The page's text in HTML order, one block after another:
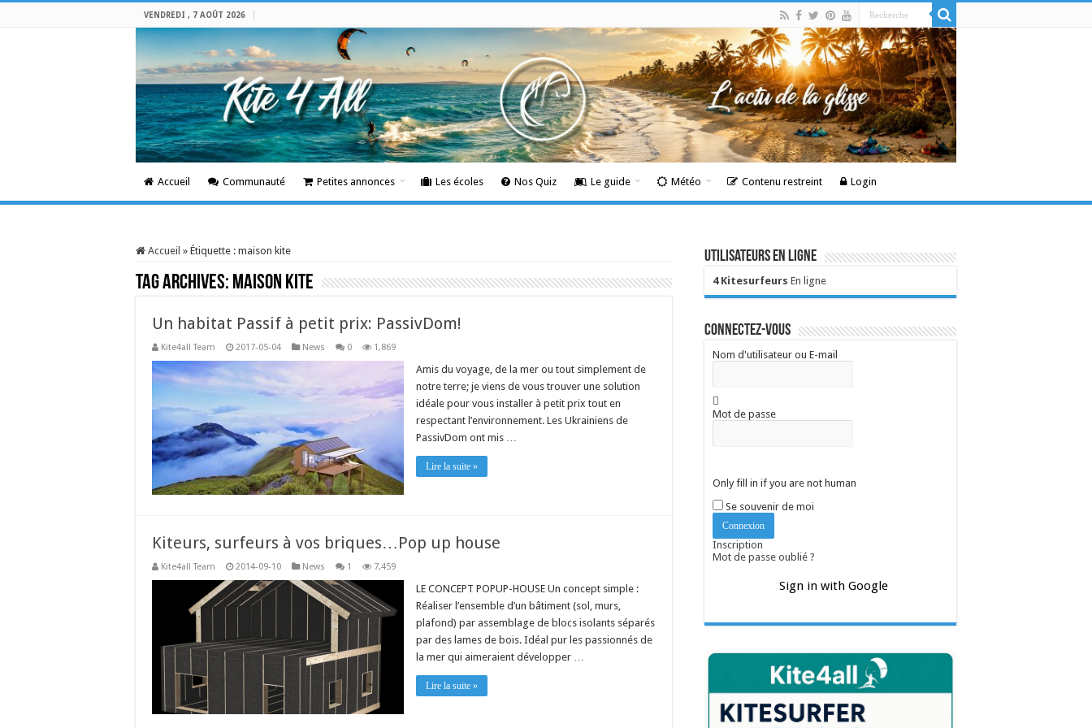
VENDREDI , 7 AOÛT 2026
Accueil Communauté Petites annonces Les écoles Nos Quiz Le guide Météo Contenu restreint Login
Accueil » Étiquette : maison kite
Tag Archives: maison kite
Un habitat Passif à petit prix: PassivDom!
Kite4all Team 2017-05-04 News 0 1,869
Amis du voyage, de la mer ou tout simplement de
notre terre; je viens de vous trouver une solution
idéale pour vous installer à petit prix tout en
respectant l’environnement. Les Ukrainiens de
PassivDom ont mis …
Lire la suite »
Kiteurs, surfeurs à vos briques…Pop up house
Kite4all Team 2014-09-10 News 1 7,459
LE CONCEPT POPUP-HOUSE Un concept simple :
Réaliser l’ensemble d’un bâtiment (sol, murs,
plafond) par assemblage de blocs isolants séparés
par des lames de bois. Idéal pur les passionnés de
la mer qui aimeraient développer …
Lire la suite »
Utilisateurs en ligne
4 Kitesurfeurs En ligne
Connectez-vous
Nom d'utilisateur ou E-mail
Mot de passe
Only fill in if you are not human
Se souvenir de moi
Inscription
Mot de passe oublié ?
Sign in with Google